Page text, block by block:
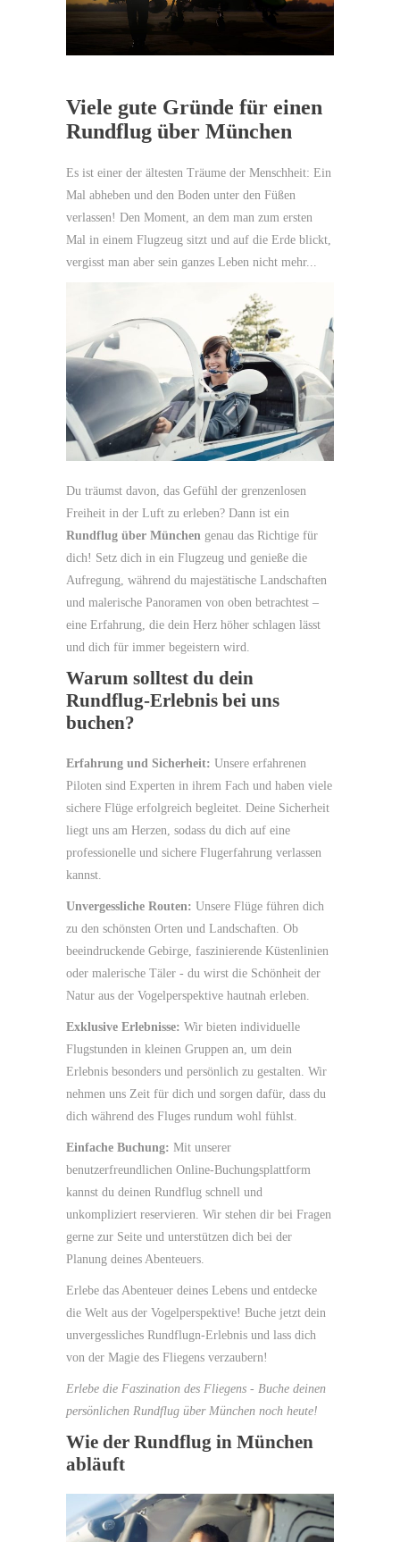
Viele gute Gründe für einen
Rundflug über München
Es ist einer der ältesten Träume der Menschheit: Ein
Mal abheben und den Boden unter den Füßen
verlassen! Den Moment, an dem man zum ersten
Mal in einem Flugzeug sitzt und auf die Erde blickt,
vergisst man aber sein ganzes Leben nicht mehr...
Du träumst davon, das Gefühl der grenzenlosen
Freiheit in der Luft zu erleben? Dann ist ein
Rundflug über München genau das Richtige für
dich! Setz dich in ein Flugzeug und genieße die
Aufregung, während du majestätische Landschaften
und malerische Panoramen von oben betrachtest –
eine Erfahrung, die dein Herz höher schlagen lässt
und dich für immer begeistern wird.
Warum solltest du dein
Rundflug-Erlebnis bei uns
buchen?
Erfahrung und Sicherheit: Unsere erfahrenen
Piloten sind Experten in ihrem Fach und haben viele
sichere Flüge erfolgreich begleitet. Deine Sicherheit
liegt uns am Herzen, sodass du dich auf eine
professionelle und sichere Flugerfahrung verlassen
kannst.
Unvergessliche Routen: Unsere Flüge führen dich
zu den schönsten Orten und Landschaften. Ob
beeindruckende Gebirge, faszinierende Küstenlinien
oder malerische Täler - du wirst die Schönheit der
Natur aus der Vogelperspektive hautnah erleben.
Exklusive Erlebnisse: Wir bieten individuelle
Flugstunden in kleinen Gruppen an, um dein
Erlebnis besonders und persönlich zu gestalten. Wir
nehmen uns Zeit für dich und sorgen dafür, dass du
dich während des Fluges rundum wohl fühlst.
Einfache Buchung: Mit unserer
benutzerfreundlichen Online-Buchungsplattform
kannst du deinen Rundflug schnell und
unkompliziert reservieren. Wir stehen dir bei Fragen
gerne zur Seite und unterstützen dich bei der
Planung deines Abenteuers.
Erlebe das Abenteuer deines Lebens und entdecke
die Welt aus der Vogelperspektive! Buche jetzt dein
unvergessliches Rundflugn-Erlebnis und lass dich
von der Magie des Fliegens verzaubern!
Erlebe die Faszination des Fliegens - Buche deinen
persönlichen Rundflug über München noch heute!
Wie der Rundflug in München
abläuft